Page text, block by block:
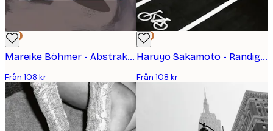
DEAL
Mareike Böhmer - Abstrakta Penseldrag 164X Poster
Från 108 kr
DEAL
Haruyo Sakamoto - Randigt Paraply Övergångsställe Poster
Från 108 kr